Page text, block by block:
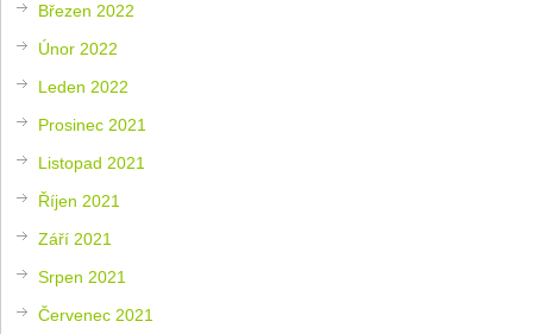
Březen 2022
Únor 2022
Leden 2022
Prosinec 2021
Listopad 2021
Říjen 2021
Září 2021
Srpen 2021
Červenec 2021